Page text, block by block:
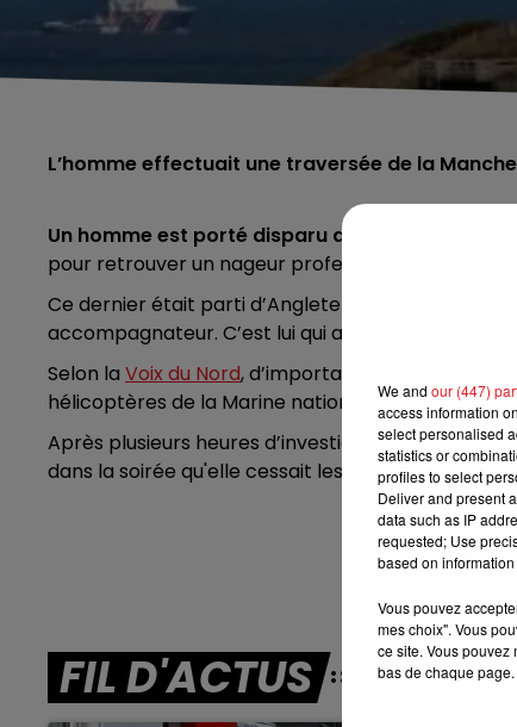
LE JUKEBOX RDL
L’homme effectuait une traversée de la
Un homme est porté disparu dans la Manche.
pour retrouver un nageur professionnel au large du
Ce dernier était parti d’Angleterre et tentait la
accompagnateur. C’est lui qui a donné l’alerte.
Selon la Voix du Nord, d’importants moyens de
hélicoptères de la Marine nationale et Belge ont
Après plusieurs heures d’investigations, la
dans la soirée qu'elle cessait les recherches.
FIL D'ACTUS
We and our (447)
access information
select personalised
statistics or
profiles to select
Deliver and present
data such as IP
requested; Use
based on
Vous pouvez
mes choix". Vous
ce site. Vous pouvez
bas de chaque page.